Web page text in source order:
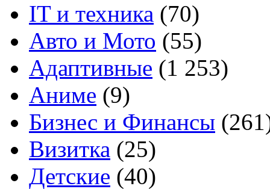
IT и техника (70)
Авто и Мото (55)
Адаптивные (1 253)
Аниме (9)
Бизнес и Финансы
Визитка (25)
Детские (40)